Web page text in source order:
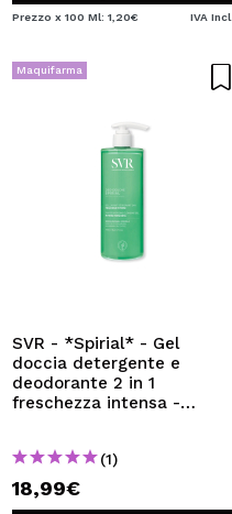
Prezzo x 100 Ml: 1,20€ IVA Incl.
Maquifarma
SVR - *Spirial* - Gel
doccia detergente e
deodorante 2 in 1
freschezza intensa -
(1)
18,99€